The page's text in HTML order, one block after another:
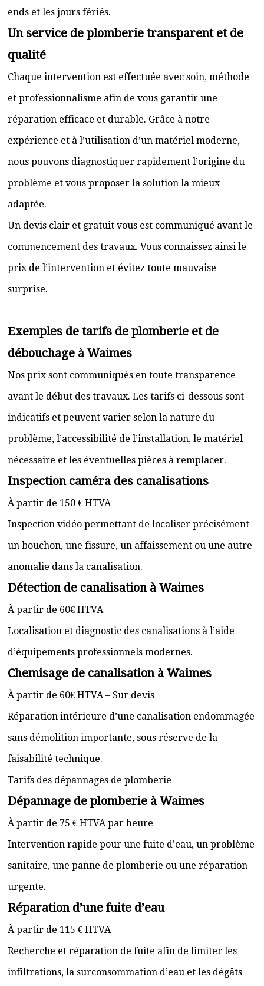
ends et les jours fériés.
Un service de plomberie transparent et de
qualité
Chaque intervention est effectuée avec soin, méthode
et professionnalisme afin de vous garantir une
réparation efficace et durable. Grâce à notre
expérience et à l’utilisation d’un matériel moderne,
nous pouvons diagnostiquer rapidement l’origine du
problème et vous proposer la solution la mieux
adaptée.
Un devis clair et gratuit vous est communiqué avant le
commencement des travaux. Vous connaissez ainsi le
prix de l’intervention et évitez toute mauvaise
surprise.
Exemples de tarifs de plomberie et de
débouchage à Waimes
Nos prix sont communiqués en toute transparence
avant le début des travaux. Les tarifs ci-dessous sont
indicatifs et peuvent varier selon la nature du
problème, l’accessibilité de l’installation, le matériel
nécessaire et les éventuelles pièces à remplacer.
Inspection caméra des canalisations
À partir de 150 € HTVA
Inspection vidéo permettant de localiser précisément
un bouchon, une fissure, un affaissement ou une autre
anomalie dans la canalisation.
Détection de canalisation à Waimes
À partir de 60€ HTVA
Localisation et diagnostic des canalisations à l’aide
d’équipements professionnels modernes.
Chemisage de canalisation à Waimes
À partir de 60€ HTVA – Sur devis
Réparation intérieure d’une canalisation endommagée
sans démolition importante, sous réserve de la
faisabilité technique.
Tarifs des dépannages de plomberie
Dépannage de plomberie à Waimes
À partir de 75 € HTVA par heure
Intervention rapide pour une fuite d’eau, un problème
sanitaire, une panne de plomberie ou une réparation
urgente.
Réparation d’une fuite d’eau
À partir de 115 € HTVA
Recherche et réparation de fuite afin de limiter les
infiltrations, la surconsommation d’eau et les dégâts